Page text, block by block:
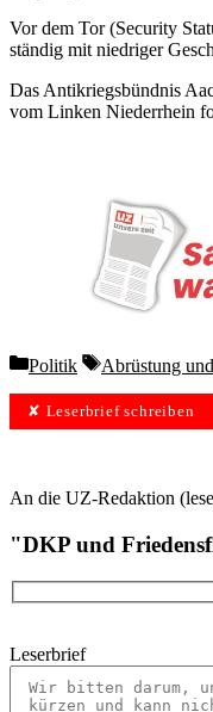
Vor dem Tor (Security
ständig mit niedriger
Das Antikriegsbündnis
vom Linken Niederrhein
Categories
Politik Tags
Abrüstung
✘ Leserbrief schreiben
An die UZ-Redaktion
"DKP und
Leserbrief